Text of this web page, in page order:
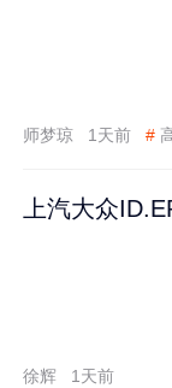
师梦琼 1天前 #
上汽大众
徐辉 1天前